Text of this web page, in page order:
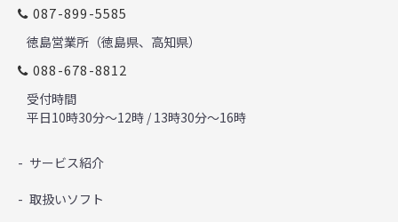
087-899-5585
徳島営業所（徳島県、高知県）
088-678-8812
受付時間
平日10時30分～12時 / 13時30分～16時
サービス紹介
取扱いソフト